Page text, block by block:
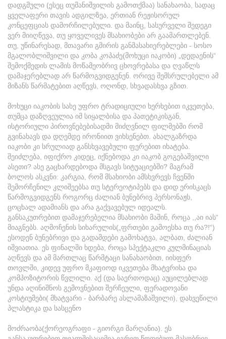
დადგმული (ესეც თუმანიშვილის გამოთქმაა) სანახაობა, სადაც
ყველაფერი თავის ადგილზეა, ერთიან რეჟისორულ
კონცეფციას დამორჩილებული. და მაინც, სასურველი შედეგი
ვერ მიიღწევა, თუ ყოველივეს მსახიობები არ გაამართლებენ.
თუ, უწინარესად, მთავარი გმირის განმასახიერებლები - სოსო
მგალობლიშვილი და კობა კოპაძე(მოხუცი იაკობი) „დედაენის“
შემოქმედის ლამის მოწამეობრივ ცხოვრებასა და ღვაწლს
დამაჯერებლად არ წარმოგვიდგენენ. ორივე შემსრულებელი ამ
მიზანს წარმატებით აღწევს, ოღონდ, სხვადასხვა გზით.
მოხუცი იაკობის სახე უფრო ტრადიციული ხერხებით იკვეთება,
თუმცა დაზღვეულია იმ სიყალბისა და პათეტიკისგან,
ისტორიული პიროვნებებისადმი მიძღვნილ ფილმებში რომ
გვინახავს და დღემდე ირონიით ვიხსენებთ. ახალგაზრდა
იაკობი კი სრულიად განსხვავებული ფერებით იხატება.
შეიძლება, იფიქრო კიდეც, იქნებოდა კი იაკობ გოგებაშვილი
ასეთი? ასე გაცხარდებოდა მსგავს სიტუაციებში? მაგრამ
ბოლოს ასკვნი: კარგია, რომ მსახიობი ამსხვრევს ჩვენში
შემორჩენილ კლიშეებსა თუ სტერეოტიპებს და დიდ ერისკაცს
წარმოგვიდგენს როგორც ძალიან ბუნებრივ პერსონაჟს,
ცოცხალ ადამიანს და არა გაქვავებულ იდეალს.
განსაკუთრებით დამაჯერებელია მსახიობი მაშინ, როცა ,,აი იას“
მიაგნებს. აღმოჩენის სიხარულის(„ფრთები გამოესხა თუ რა?!“)
ესოდენ ბუნებრივი და გადამდები გამოხატვა, ალბათ, ძალიან
იშვიათია. ეს ფინალში ხდება, როცა სპექტაკლი კულმინაციას
აღწევს და ამ მართლაც წარმტაცი სანახაობით, იისფერ
თოვლში, კიდევ უფრო მკაფიოდ იკვეთება მხატვრისა და
კომპოზიტორის წვლილი. აქ (და საერთოდაც) აუცილებლად
უნდა აღინიშნოს გემოვნებით შერჩეული, ფერადოვანი
კოსტიუმები( მხატვარი - ბარბარე ასლამაზაშვილი), დახვეწილი
პლასტიკა და სასცენო
მოძრაობა(ქორეოგრაფი - გიორგი მარღანია). ეს